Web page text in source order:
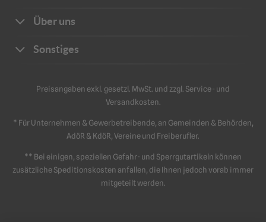
Zahlungsarten
Frachtkosten
Schriftliche Angebote
Retouren & Reklamation
Über uns
Unternehmen
Kontakt
Sonstiges
Impressum
Preisangaben exkl. gesetzl. MwSt. und zzgl. Service- und
Versandkosten.
* Für Unternehmen & Gewerbetreibende, an Gemeinden & Behörden,
AdöR & KdöR, Vereine und Freiberufler.
** Bei einigen, speziellen Gefahr- und Sperrgutartikeln können
zusätzliche Speditionskosten anfallen, die Ihnen jedoch vorab immer
mitgeteilt werden.